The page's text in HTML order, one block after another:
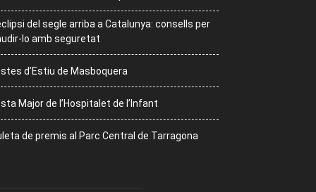
del segle arriba a Catalunya: consells per
lo amb seguretat
d’Estiu de Masboquera
Major de l’Hospitalet de l’Infant
de premis al Parc Central de Tarragona